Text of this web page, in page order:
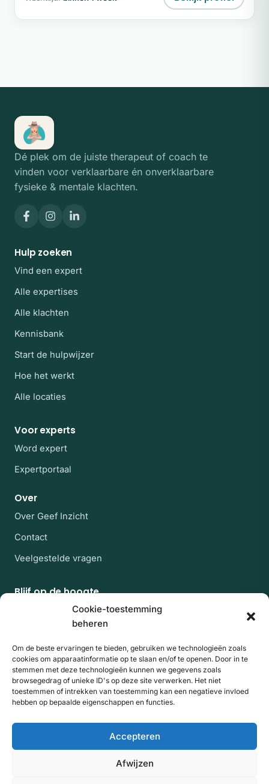
Cookie-toestemming
beheren
Om de beste ervaringen te bieden, gebruiken we technologieën zoals
cookies om apparaatinformatie op te slaan en/of te openen. Door in te
stemmen met deze technologieën kunnen we gegevens zoals
browsegedrag of unieke ID's op deze site verwerken. Het niet
toestemmen of intrekken van toestemming kan een negatieve invloed
hebben op bepaalde eigenschappen en functies.
Accepteren
Afwijzen
Dé plek om de juiste therapeut of coach te
vinden voor verklaarbare én onverklaarbare
fysieke & mentale klachten.
Hulp zoeken
Vind een expert
Alle expertises
Alle klachten
Kennisbank
Start de hulpwijzer
Hoe het werkt
Alle locaties
Voor experts
Word expert
Expertportaal
Over
Over Geef Inzicht
Contact
Veelgestelde vragen
Blijf op de hoogte
Af en toe een rustige mail met nieuwe experts en
artikelen uit de kennisbank. Geen spam, uitschrijven
E-mailadres
Aanmelden
Website
Door je aan te melden ga je akkoord met onze
privacyverklaring. Beschermd door reCAPTCHA; de
PrivacyenVoorwaardenvan Google gelden.
Algemene voorwaarden